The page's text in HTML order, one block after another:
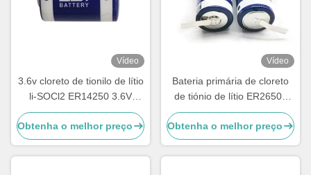
Vídeo
3.6v cloreto de tionilo de lítio
li-SOCl2 ER14250 3.6V
1200mAh 1/2AA TL-4902,
TLL-5902, LS14250, XL-
050F, SB-AA02, PT-2150
Obtenha o melhor preço
Vídeo
Bateria primária de cloreto
de tiónio de lítio ER26500
3.6V 8500mAh Bateria de
lítio LSH14
Obtenha o melhor preço